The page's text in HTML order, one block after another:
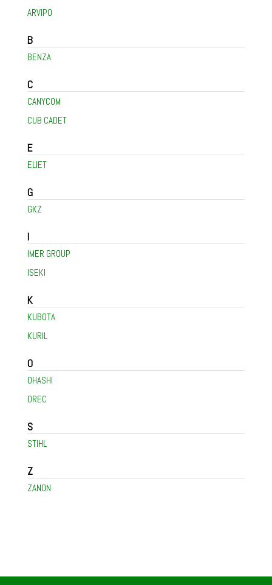
ARVIPO
B
BENZA
C
CANYCOM
CUB CADET
E
ELIET
G
GKZ
I
IMER GROUP
ISEKI
K
KUBOTA
KURIL
O
OHASHI
OREC
S
STIHL
Z
ZANON